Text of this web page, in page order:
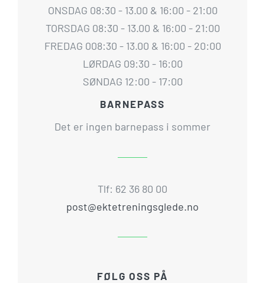
ONSDAG 08:30 - 13.00 & 16:00 - 21:00
TORSDAG 08:30 - 13.00 & 16:00 - 21:00
FREDAG 008:30 - 13.00 & 16:00 - 20:00
LØRDAG 09:30 - 16:00
SØNDAG 12:00 - 17:00
BARNEPASS
Det er ingen barnepass i sommer
Tlf: 62 36 80 00
post@ektetreningsglede.no
FØLG OSS PÅ